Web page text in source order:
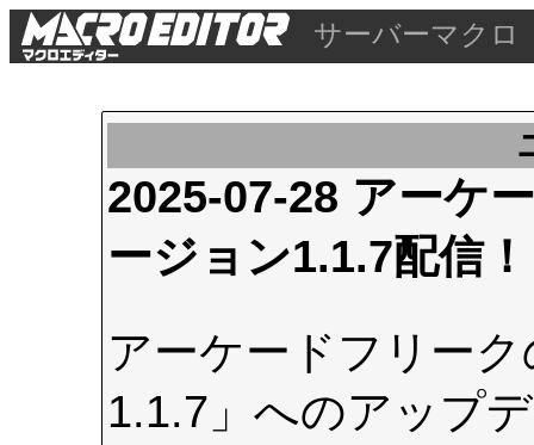
サーバーマクロ
2025-07-28 アーケ
ージョン1.1.7配信！
アーケードフリー
1.1.7」へのアップ